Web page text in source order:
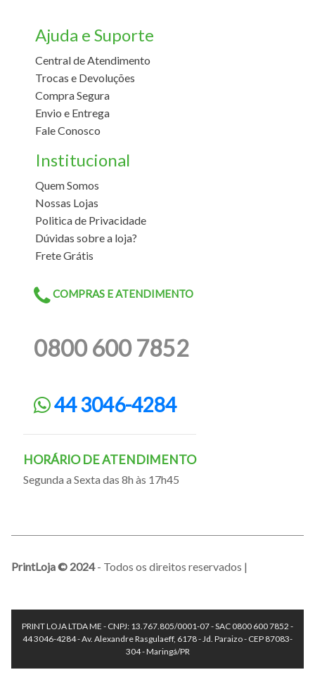
Ajuda e Suporte
Central de Atendimento
Trocas e Devoluções
Compra Segura
Envio e Entrega
Fale Conosco
Institucional
Quem Somos
Nossas Lojas
Politica de Privacidade
Dúvidas sobre a loja?
Frete Grátis
COMPRAS E ATENDIMENTO
0800 600 7852
44 3046-4284
HORÁRIO DE ATENDIMENTO
Segunda a Sexta das 8h às 17h45
PrintLoja © 2024- Todos os direitos reservados |
PRINT LOJA LTDA ME - CNPJ: 13.767.805/0001-07 - SAC 0800 600 7852 -
44 3046-4284 - Av. Alexandre Rasgulaeff, 6178 - Jd. Paraizo - CEP 87083-
304 - Maringá/PR